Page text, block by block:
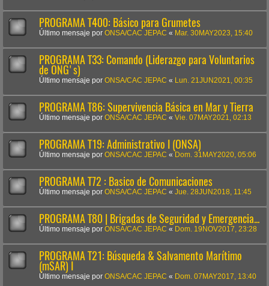
PROGRAMA T400: Básico para Grumetes
Último mensaje por ONSA/CAC JEPAC « Mar. 30MAY2023, 15:40
PROGRAMA T33: Comando (Liderazgo para Voluntarios
de ONG's)
Último mensaje por ONSA/CAC JEPAC « Lun. 21JUN2021, 00:35
PROGRAMA T86: Supervivencia Básica en Mar y Tierra
Último mensaje por ONSA/CAC JEPAC « Vie. 07MAY2021, 02:13
PROGRAMA T19: Administrativo I (ONSA)
Último mensaje por ONSA/CAC JEPAC « Dom. 31MAY2020, 05:06
PROGRAMA T72 : Basico de Comunicaciones
Último mensaje por ONSA/CAC JEPAC « Jue. 28JUN2018, 11:45
PROGRAMA T80 | Brigadas de Seguridad y Emergencia...
Último mensaje por ONSA/CAC JEPAC « Dom. 19NOV2017, 23:28
PROGRAMA T21: Búsqueda & Salvamento Marítimo
(mSAR) I
Último mensaje por ONSA/CAC JEPAC « Dom. 07MAY2017, 13:40